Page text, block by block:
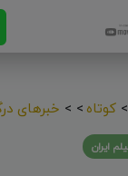
> کوتاه>
> خبرهای
ایران